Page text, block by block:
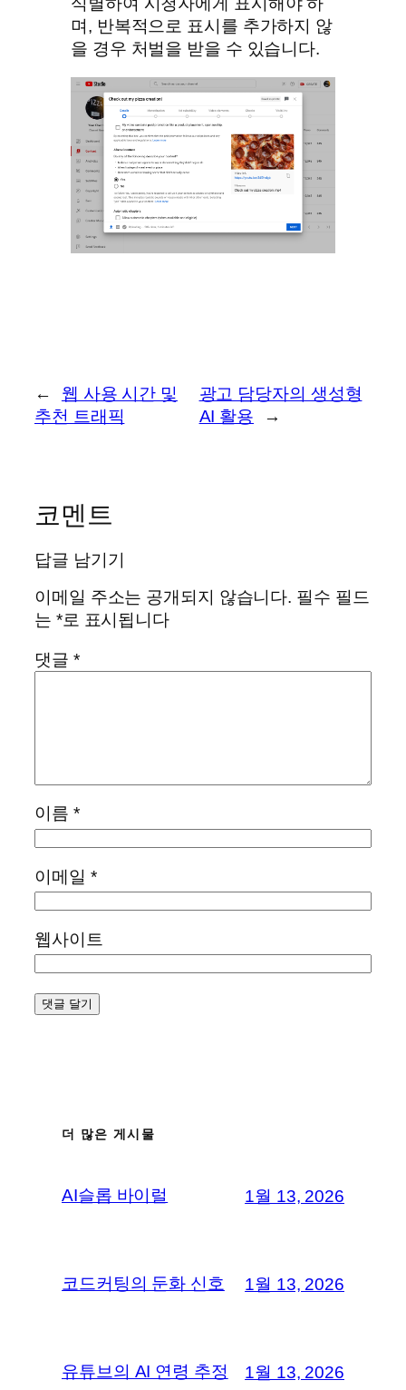
며, 반복적으로 표시를 추가하지 않
을 경우 처벌을 받을 수 있습니다.
←
웹 사용 시간 및
추천 트래픽
광고 담당자의 생성형
AI 활용
→
코멘트
답글 남기기
이메일 주소는 공개되지 않습니다. 필수 필드
는 *로 표시됩니다
댓글 *
이름 *
이메일 *
웹사이트
더 많은 게시물
AI슬롭 바이럴 1월 13, 2026
코드커팅의 둔화 신호 1월 13, 2026
유튜브의 AI 연령 추정 1월 13, 2026